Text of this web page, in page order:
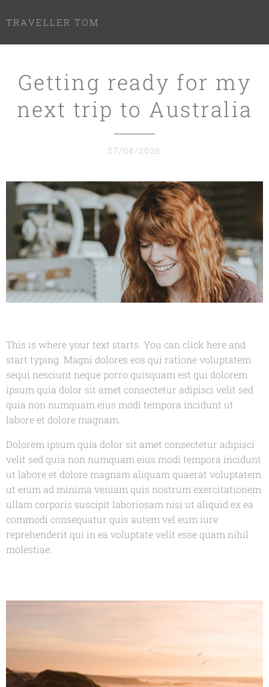
TRAVELLER TOM
Getting ready for my
next trip to Australia
27/04/2026
This is where your text starts. You can click here and
start typing. Magni dolores eos qui ratione voluptatem
sequi nesciunt neque porro quisquam est qui dolorem
ipsum quia dolor sit amet consectetur adipisci velit sed
quia non numquam eius modi tempora incidunt ut
labore et dolore magnam.
Dolorem ipsum quia dolor sit amet consectetur adipisci
velit sed quia non numquam eius modi tempora incidunt
ut labore et dolore magnam aliquam quaerat voluptatem
ut enim ad minima veniam quis nostrum exercitationem
ullam corporis suscipit laboriosam nisi ut aliquid ex ea
commodi consequatur quis autem vel eum iure
reprehenderit qui in ea voluptate velit esse quam nihil
molestiae.